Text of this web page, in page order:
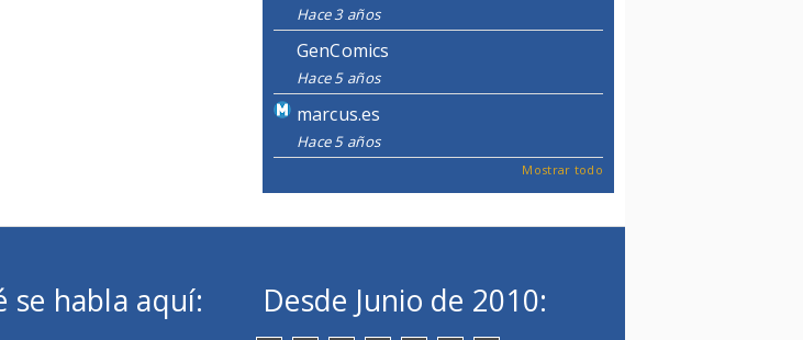
Hace 3 años
GenComics
Hace 5 años
marcus.es
Hace 5 años
Mostrar todo
se habla aquí: Desde Junio de 2010: